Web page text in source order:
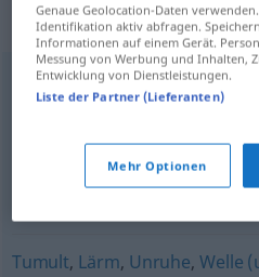
Synonyme für
Schauspiel
Ärger (machen)
Tumult, Lärm, Unruhe,Welle
Genaue Geolocation-Daten
Identifikation aktiv abfragen.
Informationen auf einem Gerät.
Messung von Werbung und Inhalten,
Entwicklung von Dienstleistungen.
Liste der Partner (Lieferanten)
Mehr Optionen